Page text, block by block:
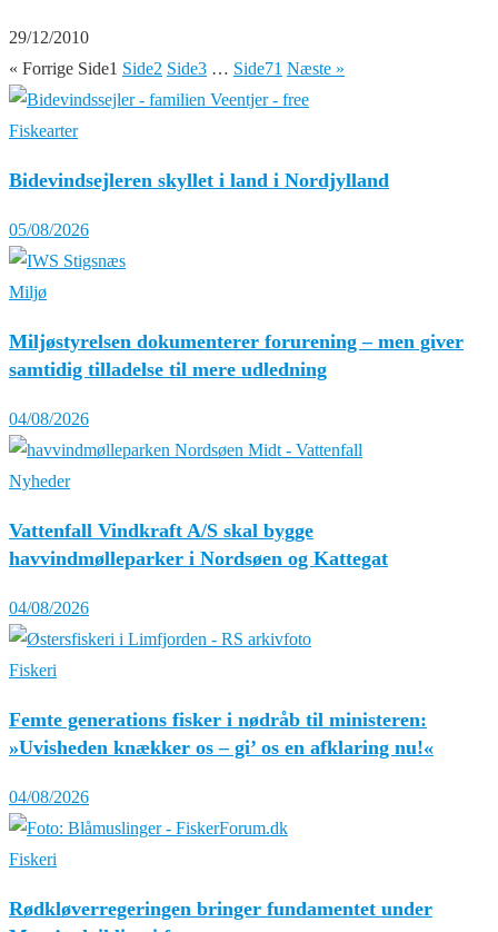
29/12/2010
« Forrige Side1 Side2 Side3 … Side71 Næste »
Fiskearter
Bidevindsejleren skyllet i land i Nordjylland
05/08/2026
Miljø
Miljøstyrelsen dokumenterer forurening – men giver
samtidig tilladelse til mere udledning
04/08/2026
Nyheder
Vattenfall Vindkraft A/S skal bygge
havvindmølleparker i Nordsøen og Kattegat
04/08/2026
Fiskeri
Femte generations fisker i nødråb til ministeren:
»Uvisheden knækker os – gi’ os en afklaring nu!«
04/08/2026
Fiskeri
Rødkløverregeringen bringer fundamentet under